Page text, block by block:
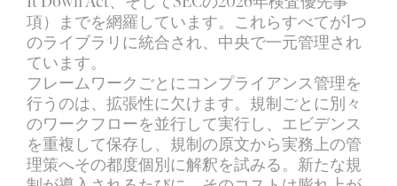
項）までを網羅しています。これらすべてが1つ
のライブラリに統合され、中央で一元管理され
ています。
フレームワークごとにコンプライアンス管理を
行うのは、拡張性に欠けます。規制ごとに別々
のワークフローを並行して実行し、エビデンス
を重複して保存し、規制の原文から実務上の管
理策へその都度個別に解釈を試みる。新たな規